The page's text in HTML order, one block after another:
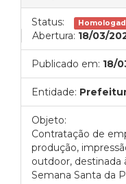
Status:
Abertura: 18/03/
Publicado em: 18/
Entidade:
Objeto:
Contratação de
produção,
outdoor, destinada
Semana Santa da